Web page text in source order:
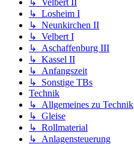
↳ Velbert II
↳ Losheim I
↳ Neunkirchen II
↳ Velbert I
↳ Aschaffenburg III
↳ Kassel II
↳ Anfangszeit
↳ Sonstige TBs
Technik
↳ Allgemeines zu Technik
↳ Gleise
↳ Rollmaterial
↳ Anlagensteuerung